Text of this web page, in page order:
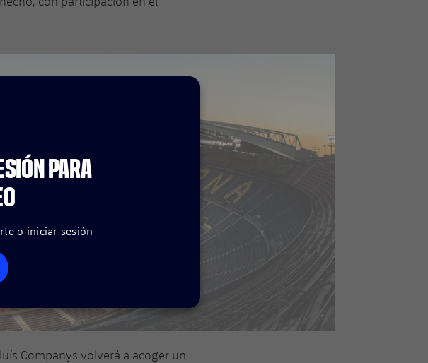
badge
PARA
o iniciar sesión
Companys volverá a acoger un